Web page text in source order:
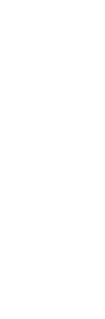
PU, AT5 10, EMT